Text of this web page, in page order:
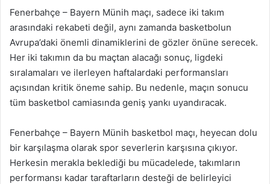
Fenerbahçe – Bayern Münih maçı, sadece iki takım
arasındaki rekabeti değil, aynı zamanda basketbolun
Avrupa’daki önemli dinamiklerini de gözler önüne serecek.
Her iki takımın da bu maçtan alacağı sonuç, ligdeki
sıralamaları ve ilerleyen haftalardaki performansları
açısından kritik öneme sahip. Bu nedenle, maçın sonucu
tüm basketbol camiasında geniş yankı uyandıracak.
Fenerbahçe – Bayern Münih basketbol maçı, heyecan dolu
bir karşılaşma olarak spor severlerin karşısına çıkıyor.
Herkesin merakla beklediği bu mücadelede, takımların
performansı kadar taraftarların desteği de belirleyici